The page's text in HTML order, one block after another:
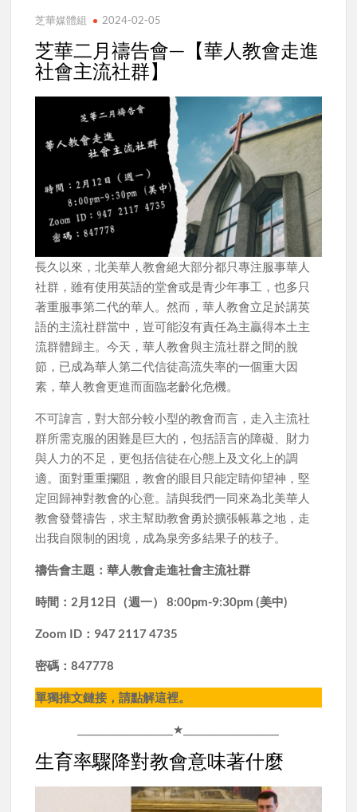
芝華媒體組 2024-02-05
芝華二月禱告會—【華人教會走進
社會主流社群】
長久以來，北美華人教會絕大部分都只專注服事華人
社群，雖有使用英語的堂會或是青少年事工，也多只
著重服事第二代的華人。然而，華人教會立足於講英
語的主流社群當中，豈可能沒有責任為主贏得本土主
流群體歸主。今天，華人教會與主流社群之間的脫
節，已成為華人第二代信徒高流失率的一個重大因
素，華人教會更進而面臨老齡化危機。
不可諱言，對大部分較小型的教會而言，走入主流社
群所需克服的困難是巨大的，包括語言的障礙、財力
與人力的不足，更包括信徒在心態上及文化上的調
適。面對重重攔阻，教會的眼目只能定睛仰望神，堅
定回歸神對教會的心意。請與我們一同來為北美華人
教會發聲禱告，求主幫助教會勇於擴張帳幕之地，走
出我自限制的困境，成為泉旁多結果子的枝子。
禱告會主題：華人教會走進社會主流社群
時間：2月12日（週一） 8:00pm-9:30pm (美中)
Zoom ID：947 2117 4735
密碼：847778
單獨推文鏈接，請點解這裡。
____________________★____________________
生育率驟降對教會意味著什麼